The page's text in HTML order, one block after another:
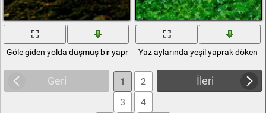
Göle giden yolda düşmüş bir yaprak Yaz aylarında yeşil yaprak döken
Geri İleri
1
2
3
4